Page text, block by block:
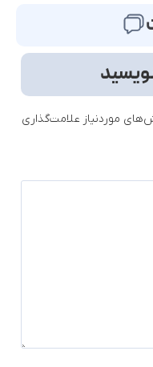
موردنیاز علامت‌گذاری